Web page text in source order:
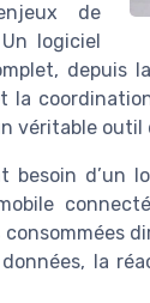
de
logiciel
depuis
la
véritable
d’un
la